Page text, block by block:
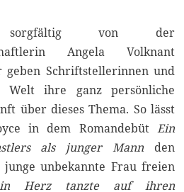
von der
Angela Volknant
geben Schriftstellerinnen und
Welt ihre ganz persönliche
über dieses Thema. So lässt
in dem Romandebüt Ein
als junger Mann den
unbekannte Frau freien
Herz tanzte auf ihren